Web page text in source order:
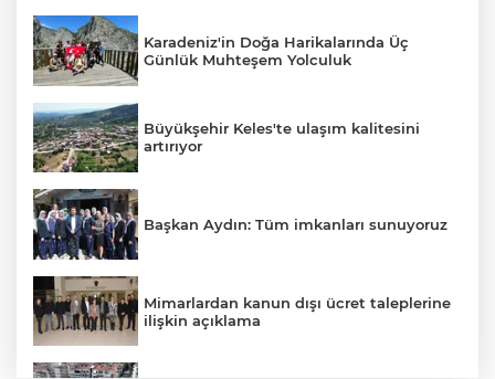
Karadeniz'in Doğa Harikalarında Üç
Günlük Muhteşem Yolculuk
Büyükşehir Keles'te ulaşım kalitesini
artırıyor
Başkan Aydın: Tüm imkanları sunuyoruz
Mimarlardan kanun dışı ücret taleplerine
ilişkin açıklama